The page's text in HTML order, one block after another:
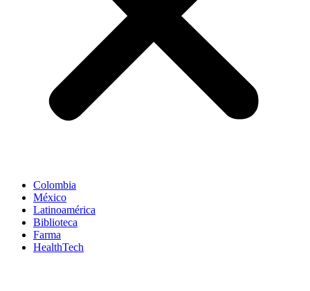
Colombia
México
Latinoamérica
Biblioteca
Farma
HealthTech